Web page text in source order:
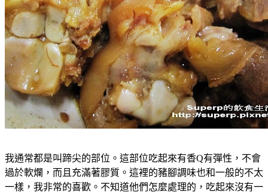
我通常都是叫蹄尖的部位。這部位吃起來有香Q有彈性，不會
過於軟爛，而且充滿著膠質。這裡的豬腳調味也和一般的不太
一樣，我非常的喜歡。不知道他們怎麼處理的，吃起來沒有一